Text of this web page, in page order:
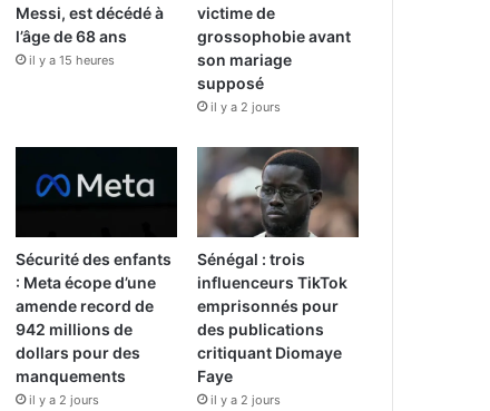
Messi, est décédé à
l’âge de 68 ans
il y a 15 heures
victime de
grossophobie avant
son mariage
supposé
il y a 2 jours
Sécurité des enfants
: Meta écope d’une
amende record de
942 millions de
dollars pour des
manquements
il y a 2 jours
Sénégal : trois
influenceurs TikTok
emprisonnés pour
des publications
critiquant Diomaye
Faye
il y a 2 jours